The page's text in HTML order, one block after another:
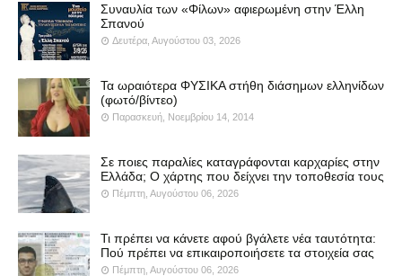
Συναυλία των «Φίλων» αφιερωμένη στην Έλλη
Σπανού
Δευτέρα, Αυγούστου 03, 2026
Τα ωραιότερα ΦΥΣΙΚΑ στήθη διάσημων ελληνίδων
(φωτό/βίντεο)
Παρασκευή, Νοεμβρίου 14, 2014
Σε ποιες παραλίες καταγράφονται καρχαρίες στην
Ελλάδα; Ο χάρτης που δείχνει την τοποθεσία τους
Πέμπτη, Αυγούστου 06, 2026
Τι πρέπει να κάνετε αφού βγάλετε νέα ταυτότητα:
Πού πρέπει να επικαιροποιήσετε τα στοιχεία σας
Πέμπτη, Αυγούστου 06, 2026